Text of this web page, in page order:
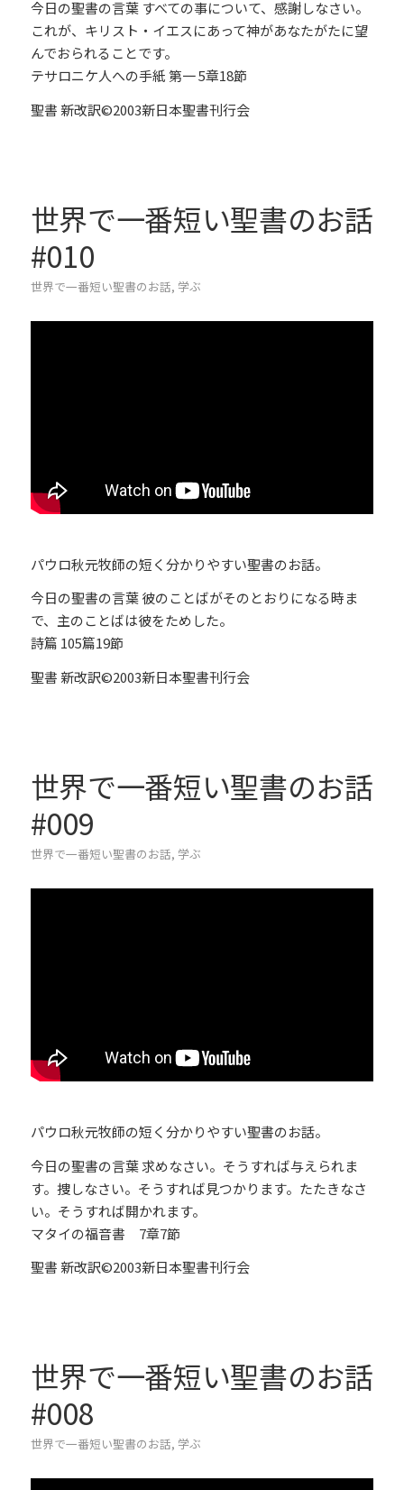
今日の聖書の言葉 すべての事について、感謝しなさい。
これが、キリスト・イエスにあって神があなたがたに望
んでおられることです。
テサロニケ人への手紙 第一 5章18節
聖書 新改訳©2003新日本聖書刊行会
世界で一番短い聖書のお話
#010
世界で一番短い聖書のお話, 学ぶ
パウロ秋元牧師の短く分かりやすい聖書のお話。
今日の聖書の言葉 彼のことばがそのとおりになる時ま
で、主のことばは彼をためした。
詩篇 105篇19節
聖書 新改訳©2003新日本聖書刊行会
世界で一番短い聖書のお話
#009
世界で一番短い聖書のお話, 学ぶ
パウロ秋元牧師の短く分かりやすい聖書のお話。
今日の聖書の言葉 求めなさい。そうすれば与えられま
す。捜しなさい。そうすれば見つかります。たたきなさ
い。そうすれば開かれます。
マタイの福音書 7章7節
聖書 新改訳©2003新日本聖書刊行会
世界で一番短い聖書のお話
#008
世界で一番短い聖書のお話, 学ぶ